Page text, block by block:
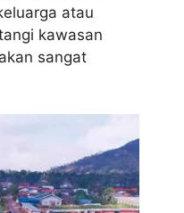
atau
kawasan
sangat